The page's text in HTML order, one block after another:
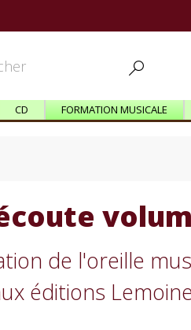

CD FORMATION MUSICALE
de l'oreille
éditions Lemoine